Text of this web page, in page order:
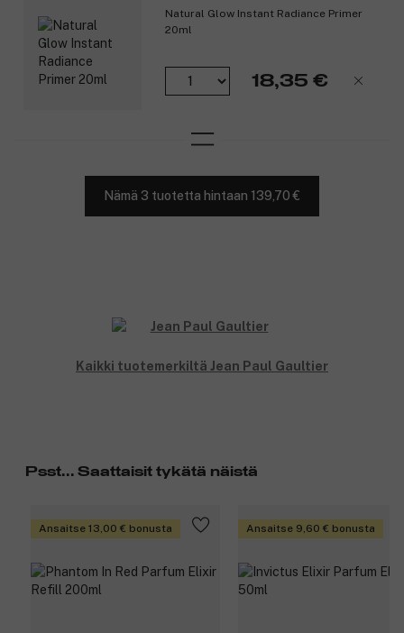
Natural Glow Instant Radiance Primer
20ml
18,35 €
Nämä 3 tuotetta hintaan 139,70 €
Kaikki tuotemerkiltä Jean Paul Gaultier
Psst... Saattaisit tykätä näistä
Ansaitse 13,00 € bonusta Ansaitse 9,60 € bonusta